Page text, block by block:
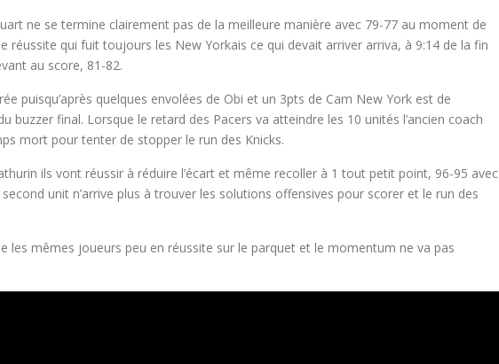
ne se termine clairement pas de la meilleure manière avec 79-77 au moment de
réussite qui fuit toujours les New Yorkais ce qui devait arriver arriva, à 9:14 de la fin
au score, 81-82.
puisqu’après quelques envolées de Obi et un 3pts de Cam New York est de
buzzer final. Lorsque le retard des Pacers va atteindre les 10 unités l’ancien coach
mort pour tenter de stopper le run des Knicks.
ils vont réussir à réduire l’écart et même recoller à 1 tout petit point, 96-95 avec
unit n’arrive plus à trouver les solutions offensives pour scorer et le run des
les mêmes joueurs peu en réussite sur le parquet et le momentum ne va pas